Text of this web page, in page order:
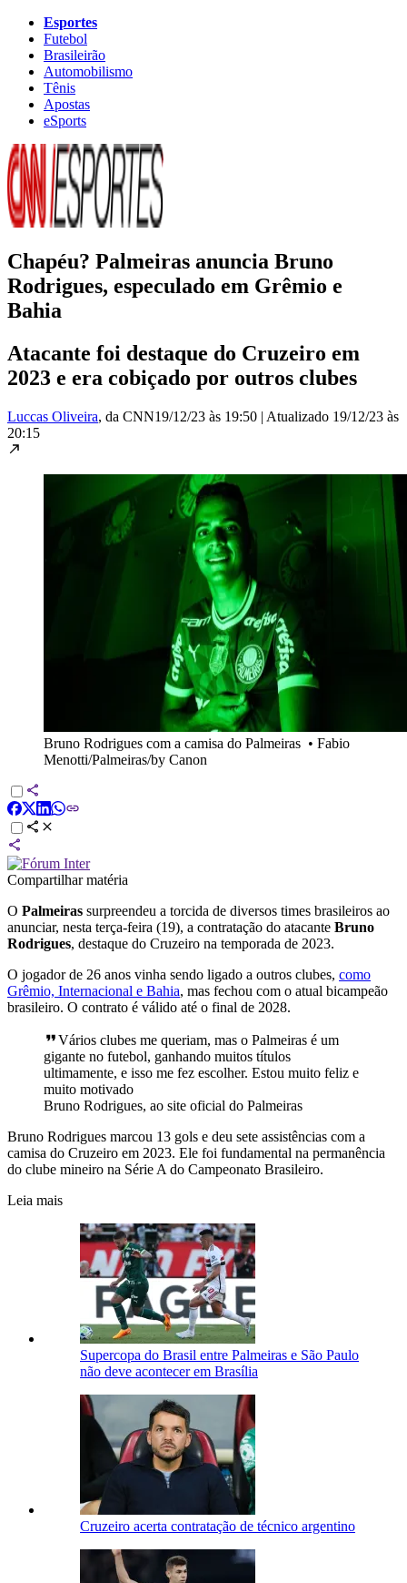
Esportes
Futebol
Brasileirão
Automobilismo
Tênis
Apostas
eSports
Chapéu? Palmeiras anuncia Bruno
Rodrigues, especulado em Grêmio e
Bahia
Atacante foi destaque do Cruzeiro em
2023 e era cobiçado por outros clubes
Luccas Oliveira, da CNN19/12/23 às 19:50 | Atualizado 19/12/23 às
20:15
Bruno Rodrigues com a camisa do Palmeiras • Fabio
Menotti/Palmeiras/by Canon
Compartilhar matéria
O Palmeiras surpreendeu a torcida de diversos times brasileiros ao
anunciar, nesta terça-feira (19), a contratação do atacante Bruno
Rodrigues, destaque do Cruzeiro na temporada de 2023.
O jogador de 26 anos vinha sendo ligado a outros clubes, como
Grêmio, Internacional e Bahia, mas fechou com o atual bicampeão
brasileiro. O contrato é válido até o final de 2028.
Vários clubes me queriam, mas o Palmeiras é um
gigante no futebol, ganhando muitos títulos
ultimamente, e isso me fez escolher. Estou muito feliz e
muito motivado
Bruno Rodrigues, ao site oficial do Palmeiras
Bruno Rodrigues marcou 13 gols e deu sete assistências com a
camisa do Cruzeiro em 2023. Ele foi fundamental na permanência
do clube mineiro na Série A do Campeonato Brasileiro.
Leia mais
Supercopa do Brasil entre Palmeiras e São Paulo
não deve acontecer em Brasília
Cruzeiro acerta contratação de técnico argentino